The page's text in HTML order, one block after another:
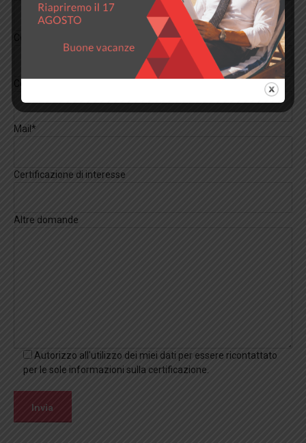
Contatto telefonico*
Mail*
Certificazione di interesse
Altre domande
Autorizzo all'utilizzo dei miei dati per essere ricontattato
per le sole informazioni sulla certificazione.